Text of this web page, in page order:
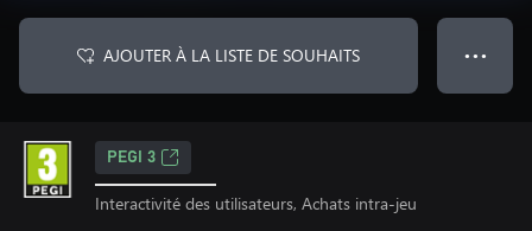
AJOUTER À LA LISTE DE SOUHAITS ● ● ●
PEGI 3
Interactivité des utilisateurs, Achats intra-jeu